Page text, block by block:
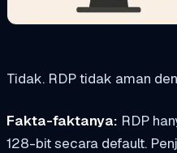
Tidak. RDP tidak aman
Fakta-faktanya: RDP
128-bit secara default.